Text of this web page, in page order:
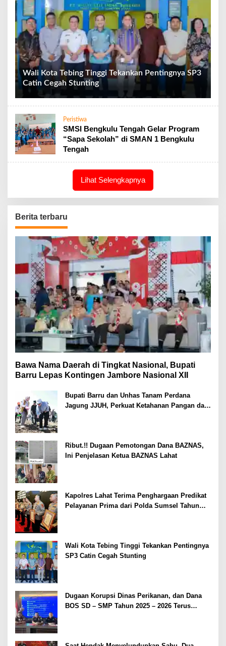
Wali Kota Tebing Tinggi Tekankan Pentingnya SP3
Catin Cegah Stunting
Peristiwa
SMSI Bengkulu Tengah Gelar Program
“Sapa Sekolah” di SMAN 1 Bengkulu
Tengah
Lihat Selengkapnya
Berita terbaru
Bawa Nama Daerah di Tingkat Nasional, Bupati
Barru Lepas Kontingen Jambore Nasional XII
Bupati Barru dan Unhas Tanam Perdana
Jagung JJUH, Perkuat Ketahanan Pangan dan
Ribut.!! Dugaan Pemotongan Dana BAZNAS,
Ini Penjelasan Ketua BAZNAS Lahat
Kapolres Lahat Terima Penghargaan Predikat
Pelayanan Prima dari Polda Sumsel Tahun
Wali Kota Tebing Tinggi Tekankan Pentingnya
SP3 Catin Cegah Stunting
Dugaan Korupsi Dinas Perikanan, dan Dana
BOS SD – SMP Tahun 2025 – 2026 Terus